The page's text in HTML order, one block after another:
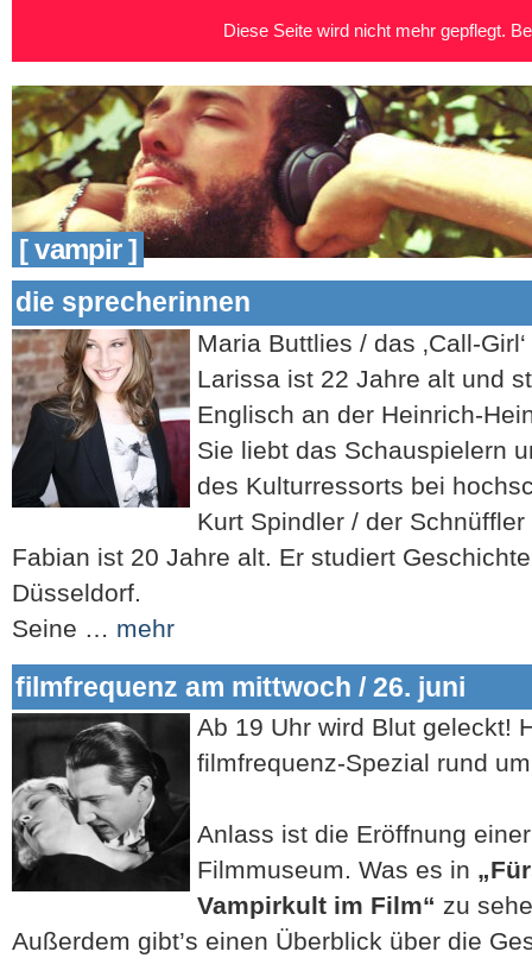
[ vampir ]
die sprecherinnen
Maria Buttlies / das ‚Call-
Larissa ist 22 Jahre alt und
Englisch an der Heinrich-
Sie liebt das Schauspielern
des Kulturressorts bei
Kurt Spindler / der
Fabian ist 20 Jahre alt. Er studiert
Düsseldorf.
Seine … mehr
filmfrequenz am mittwoch / 26. juni
Ab 19 Uhr wird Blut geleckt!
filmfrequenz-Spezial rund
Anlass ist die Eröffnung
Filmmuseum. Was es in
Vampirkult im Film“ zu
Außerdem gibt’s einen Überblick über die
Diese Seite wird nicht mehr gepflegt.